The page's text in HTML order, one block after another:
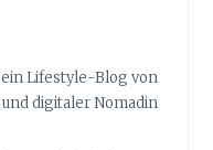
W
E
Lifestyle-Blog von
digitaler Nomadin